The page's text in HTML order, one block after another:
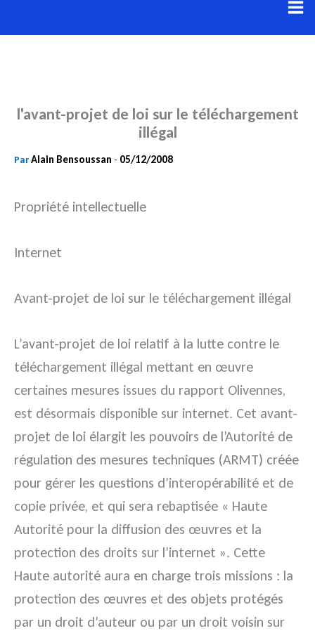
au
l'avant-projet de loi sur le téléchargement
illégal
ParAlain Bensoussan - 05/12/2008
Propriété intellectuelle
Internet
Avant-projet de loi sur le téléchargement illégal
L’avant-projet de loi relatif à la lutte contre le
téléchargement illégal mettant en œuvre
certaines mesures issues du rapport Olivennes,
est désormais disponible sur internet. Cet avant-
projet de loi élargit les pouvoirs de l’Autorité de
régulation des mesures techniques (ARMT) créée
pour gérer les questions d’interopérabilité et de
copie privée, et qui sera rebaptisée « Haute
Autorité pour la diffusion des œuvres et la
protection des droits sur l’internet ». Cette
Haute autorité aura en charge trois missions : la
protection des œuvres et des objets protégés
par un droit d’auteur ou par un droit voisin sur